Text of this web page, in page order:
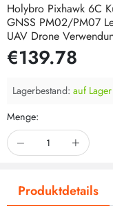
Holybro Pixhawk 6C
GNSS PM02/PM07
UAV Drone
€139.78
Lagerbestand: auf Lager
Menge:
Produktdetails